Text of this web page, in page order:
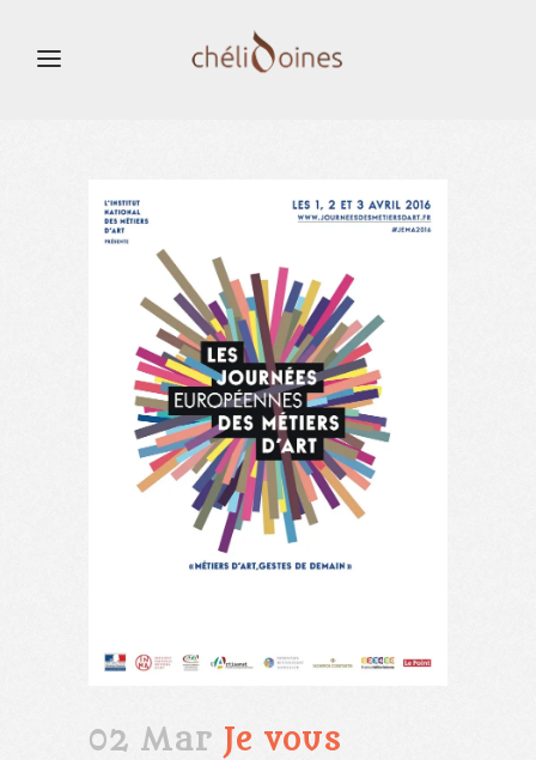
02 Mar Je vous